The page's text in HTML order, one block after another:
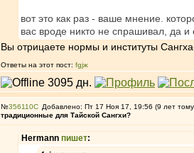
вот это как раз - ваше мнение.
вас вроде никто не спрашивал, да
Вы отрицаете нормы и институты
Ответы на этот пост: fgjж
№356110
Добавлено: Пт 17 Ноя 17, 19:56 (9 лет
традиционные для Тайской Сангхи?
Hermann пишет: